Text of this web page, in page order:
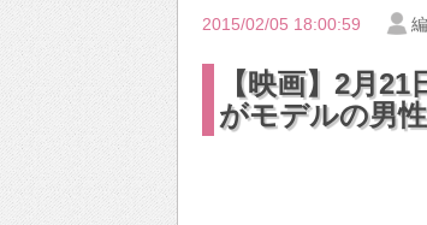
2015/02/05 18:00:59
【映画】2月
がモデルの男